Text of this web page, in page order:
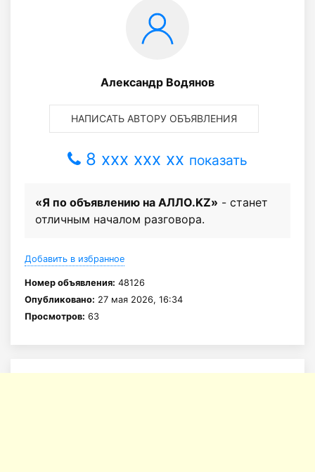
Александр Водянов
НАПИСАТЬ АВТОРУ ОБЪЯВЛЕНИЯ
8 xxx xxx xx показать
«Я по объявлению на АЛЛО.KZ» - станет
отличным началом разговора.
Добавить в избранное
Номер объявления: 48126
Опубликовано: 27 мая 2026, 16:34
Просмотров: 63